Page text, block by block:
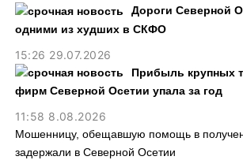
Дороги Северной
одними из худших в СКФО
15:26 29.07.2026
Прибыль крупных
фирм Северной Осетии упала за год
11:58 8.08.2026
Мошенницу, обещавшую помощь в
задержали в Северной Осетии